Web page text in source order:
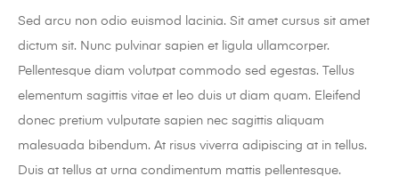
Sed arcu non odio euismod lacinia. Sit amet cursus sit amet
dictum sit. Nunc pulvinar sapien et ligula ullamcorper.
Pellentesque diam volutpat commodo sed egestas. Tellus
elementum sagittis vitae et leo duis ut diam quam. Eleifend
donec pretium vulputate sapien nec sagittis aliquam
malesuada bibendum. At risus viverra adipiscing at in tellus.
Duis at tellus at urna condimentum mattis pellentesque.